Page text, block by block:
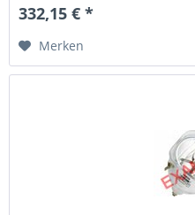
332,15 € *
Merken